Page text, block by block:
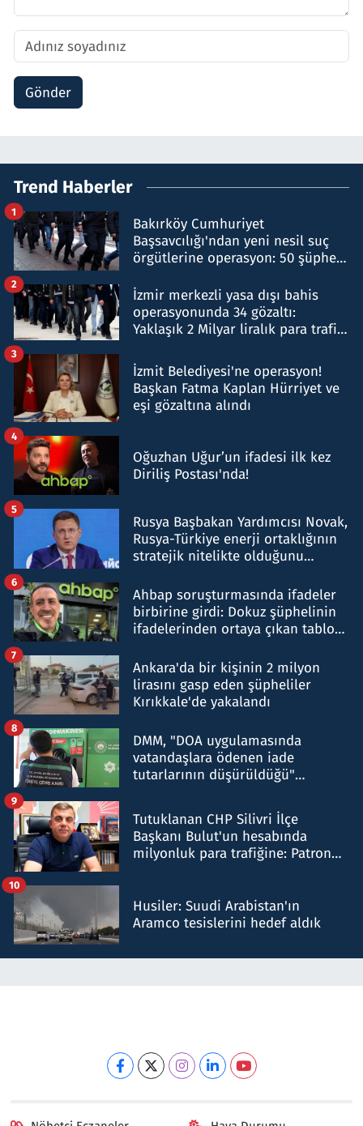
Gönder
Trend Haberler
Bakırköy Cumhuriyet
Başsavcılığı'ndan yeni nesil suç
örgütlerine operasyon: 50 şüpheli
1
İzmir merkezli yasa dışı bahis
operasyonunda 34 gözaltı:
Yaklaşık 2 Milyar liralık para trafiği
2
İzmit Belediyesi'ne operasyon!
Başkan Fatma Kaplan Hürriyet ve
eşi gözaltına alındı
3
Oğuzhan Uğur’un ifadesi ilk kez
Diriliş Postası'nda!
4
Rusya Başbakan Yardımcısı Novak,
Rusya-Türkiye enerji ortaklığının
stratejik nitelikte olduğunu
5
Ahbap soruşturmasında ifadeler
birbirine girdi: Dokuz şüphelinin
ifadelerinden ortaya çıkan tablo
6
Ankara'da bir kişinin 2 milyon
lirasını gasp eden şüpheliler
Kırıkkale'de yakalandı
7
DMM, "DOA uygulamasında
vatandaşlara ödenen iade
tutarlarının düşürüldüğü"
8
Tutuklanan CHP Silivri İlçe
Başkanı Bulut'un hesabında
milyonluk para trafiğine: Patron
9
Husiler: Suudi Arabistan'ın
Aramco tesislerini hedef aldık
10